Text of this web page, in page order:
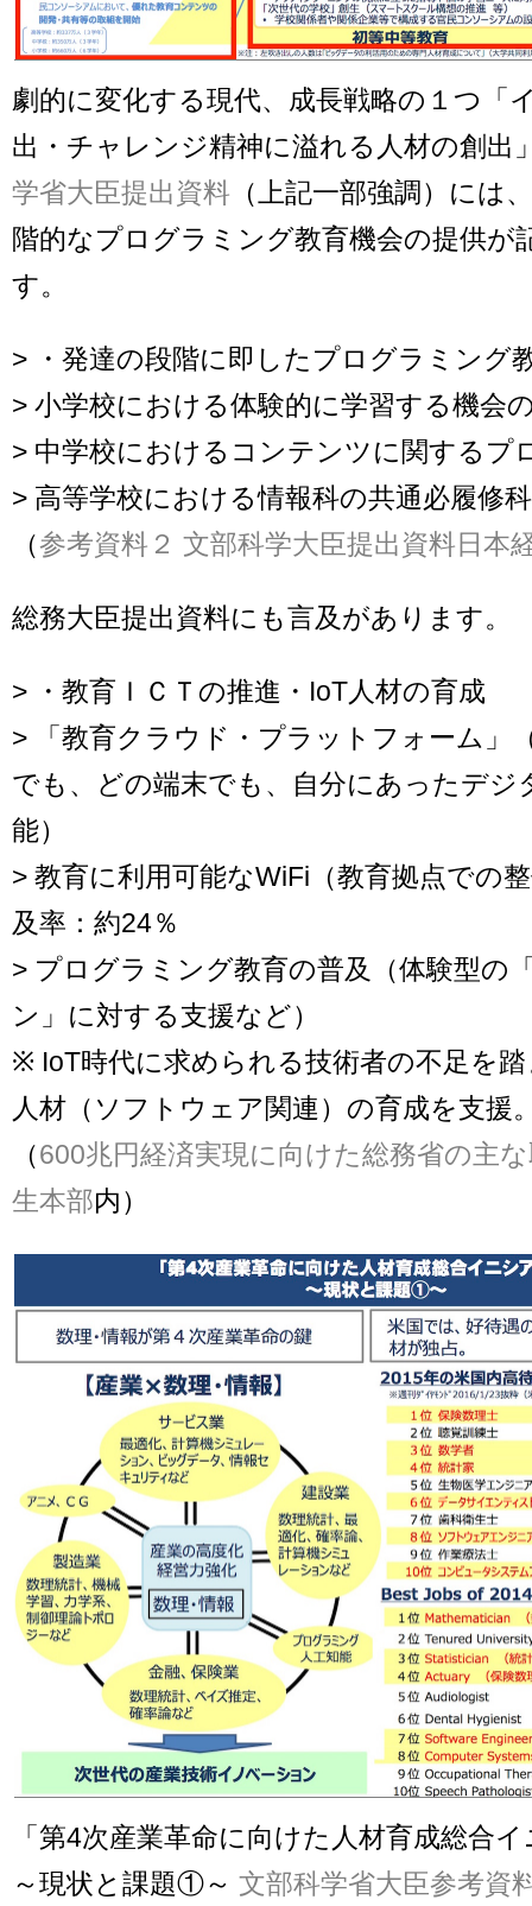
劇的に変化する現代、成長戦略の１つ「
出・チャレンジ精神に溢れる人材の創出
学省大臣提出資料 （上記一部強調）には
階的なプログラミング教育機会の提供が
す。
> ・発達の段階に即したプログラミング
> 小学校における体験的に学習する機会
> 中学校におけるコンテンツに関するプ
> 高等学校における情報科の共通必履修
（参考資料２ 文部科学大臣提出資料日本
総務大臣提出資料にも言及があります。
> ・教育ＩＣＴの推進・IoT人材の育成
> 「教育クラウド・プラットフォーム」
でも、どの端末でも、自分にあったデジ
能）
> 教育に利用可能なWiFi（教育拠点での
及率：約24％
> プログラミング教育の普及（体験型の
ン」に対する支援など）
※ IoT時代に求められる技術者の不足を
人材（ソフトウェア関連）の育成を支援
（600兆円経済実現に向けた総務省の主
生本部内）
「第4次産業革命に向けた人材育成総合
～現状と課題①～ 文部科学省大臣参考資